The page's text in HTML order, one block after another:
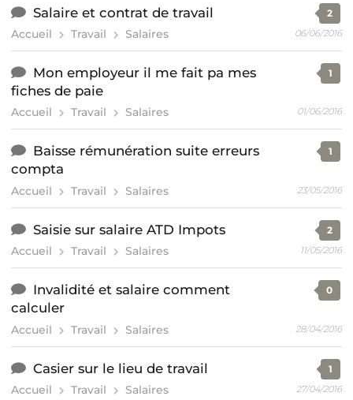
Salaire et contrat de travail
Accueil Travail Salaires
2
06/06/2016
Mon employeur il me fait pa mes
fiches de paie
Accueil Travail Salaires
1
01/06/2016
Baisse rémunération suite erreurs
compta
Accueil Travail Salaires
1
23/05/2016
Saisie sur salaire ATD Impots
Accueil Travail Salaires
2
11/05/2016
Invalidité et salaire comment
calculer
Accueil Travail Salaires
0
28/04/2016
Casier sur le lieu de travail
Accueil Travail Salaires
1
27/04/2016